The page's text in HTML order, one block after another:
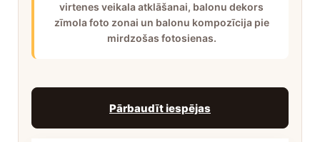
virtenes veikala atklāšanai, balonu dekors
zīmola foto zonai un balonu kompozīcija pie
mirdzošas fotosienas.
Pārbaudīt iespējas